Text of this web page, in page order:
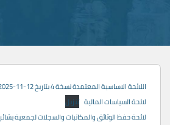
اللائحة الاساسية المعتمدة نسخة 4 بتاريخ 12-11-2025م
لائحة السياسات المالية تنزيل
لائحة حفظ الوثائق والمكاتبات والسجلات لجمعية بشائر